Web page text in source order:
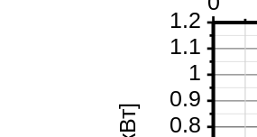
0.8
0.9
1
1.1
1.2